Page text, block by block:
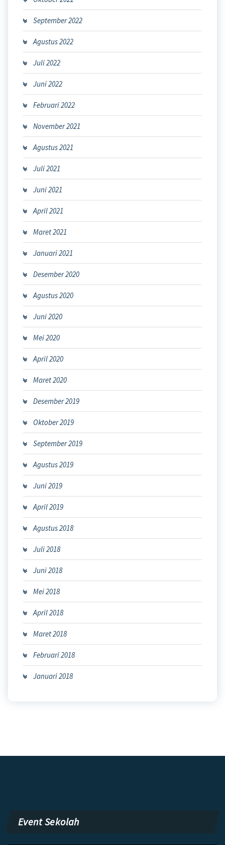
September 2022
Agustus 2022
Juli 2022
Juni 2022
Februari 2022
November 2021
Agustus 2021
Juli 2021
Juni 2021
April 2021
Maret 2021
Januari 2021
Desember 2020
Agustus 2020
Juni 2020
Mei 2020
April 2020
Maret 2020
Desember 2019
Oktober 2019
September 2019
Agustus 2019
Juni 2019
April 2019
Agustus 2018
Juli 2018
Juni 2018
Mei 2018
April 2018
Maret 2018
Februari 2018
Januari 2018
Event Sekolah